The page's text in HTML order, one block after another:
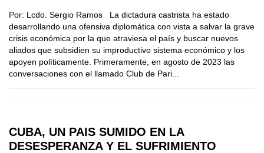
Por: Lcdo. Sergio Ramos La dictadura castrista ha estado
desarrollando una ofensiva diplomática con vista a salvar la grave
crisis económica por la que atraviesa el país y buscar nuevos
aliados que subsidien su improductivo sistema económico y los
apoyen políticamente. Primeramente, en agosto de 2023 las
conversaciones con el llamado Club de Pari...
CUBA, UN PAIS SUMIDO EN LA
DESESPERANZA Y EL SUFRIMIENTO